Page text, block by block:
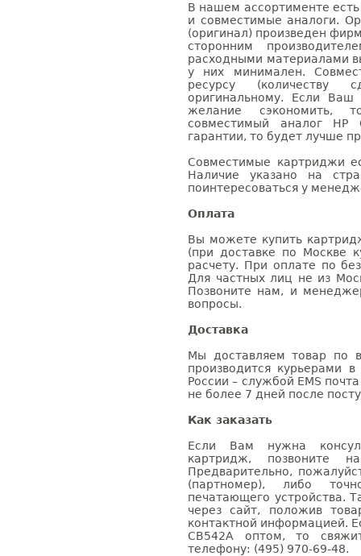
В нашем ассортименте
и совместимые аналоги.
(оригинал) произведен
сторонним
расходными материалами
у них минимален.
ресурсу (количеству
оригинальному. Если
желание сэкономить,
совместимый аналог
гарантии, то будет лучше
Совместимые картриджи
Наличие указано на
поинтересоваться у
Оплата
Вы можете купить
(при доставке по Москве
расчету. При оплате по
Для частных лиц не из
Позвоните нам, и
вопросы.
Доставка
Мы доставляем товар по
производится курьерами
России – службой EMS
не более 7 дней после
Как заказать
Если Вам нужна
картридж, позвоните
Предварительно,
(партномер), либо
печатающего устройства.
через сайт, положив
контактной информацией.
CB542A оптом, то
телефону: (495) 970-69-48.